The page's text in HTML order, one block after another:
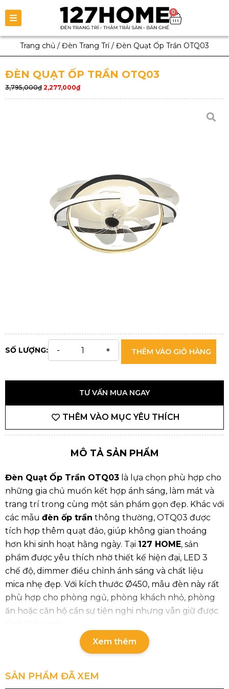
0
Trang chủ / Đèn Trang Trí/ Đèn Quạt Ốp Trần OTQ03
ĐÈN QUẠT ỐP TRẦN OTQ03
3,795,000₫ 2,277,000₫
SỐ LƯỢNG: THÊM VÀO GIỎ HÀNG
TƯ VẤN MUA NGAY
THÊM VÀO MỤC YÊU THÍCH
MÔ TẢ SẢN PHẨM
Đèn Quạt Ốp Trần OTQ03 là lựa chọn phù hợp cho
những gia chủ muốn kết hợp ánh sáng, làm mát và
trang trí trong cùng một sản phẩm gọn đẹp. Khác với
các mẫu đèn ốp trần thông thường, OTQ03 được
tích hợp thêm quạt đảo, giúp không gian thoáng
hơn khi sinh hoạt hằng ngày. Tại 127 HOME, sản
phẩm được yêu thích nhờ thiết kế hiện đại, LED 3
chế độ, dimmer điều chỉnh ánh sáng và chất liệu
mica nhẹ đẹp. Với kích thước Ø450, mẫu đèn này rất
phù hợp cho phòng ngủ, phòng khách nhỏ, phòng
ăn hoặc căn hộ cần sự tiện nghi nhưng vẫn giữ được
tính thẩm mỹ.
Thông số chi tiết của sản phẩm
Loại bóng: LED 3 CĐ, Dimmer
Xem thêm
SẢN PHẨM ĐÃ XEM